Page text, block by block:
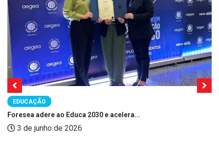
EDUCAÇÃO
Foresea adere ao Educa 2030 e acelera...
3 de junho de 2026